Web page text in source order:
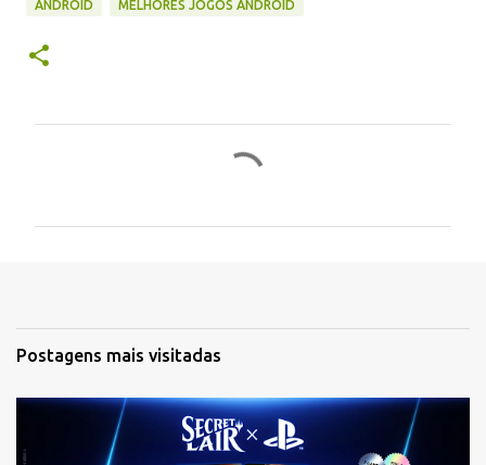
ANDROID MELHORES JOGOS ANDROID
i
Postagens mais visitadas